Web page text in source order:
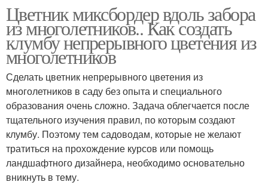
Цветник миксбордер вдоль забора
из многолетников.. Как создать
клумбу непрерывного цветения из
многолетников
Сделать цветник непрерывного цветения из
многолетников в саду без опыта и специального
образования очень сложно. Задача облегчается после
тщательного изучения правил, по которым создают
клумбу. Поэтому тем садоводам, которые не желают
тратиться на прохождение курсов или помощь
ландшафтного дизайнера, необходимо основательно
вникнуть в тему.